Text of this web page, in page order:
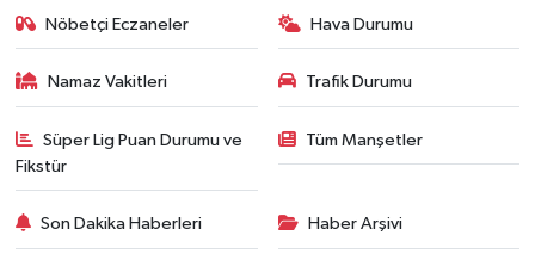
Nöbetçi Eczaneler Hava Durumu
Namaz Vakitleri Trafik Durumu
Süper Lig Puan Durumu ve
Fikstür
Tüm Manşetler
Son Dakika Haberleri Haber Arşivi